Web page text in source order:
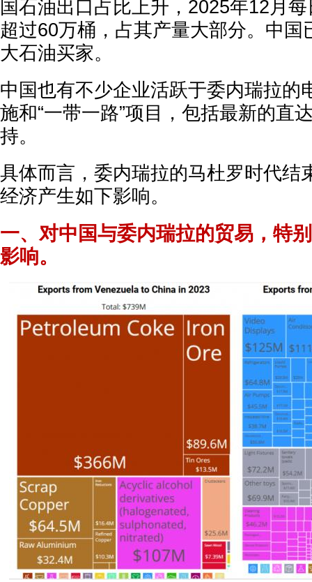
国石油出口占比上升，2025年12月
超过60万桶，占其产量大部分。中国
大石油买家。
中国也有不少企业活跃于委内瑞拉的
施和“一带一路”项目，包括最新的直
持。
具体而言，委内瑞拉的马杜罗时代结
经济产生如下影响。
一、对中国与委内瑞拉的贸易，特
影响。